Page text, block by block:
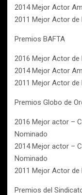
2014 Mejor Actor
2011 Mejor Actor de
Premios BAFTA
2016 Mejor Actor de
2014 Mejor Actor
2011 Mejor Actor de
Premios Globo de
2016 Mejor actor –
Nominado
2014 Mejor actor –
Nominado
2011 Mejor Actor de
Premios del